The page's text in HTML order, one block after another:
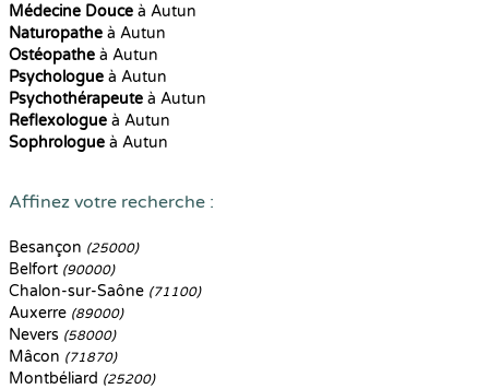
Médecine Douce à Autun
Naturopathe à Autun
Ostéopathe à Autun
Psychologue à Autun
Psychothérapeute à Autun
Reflexologue à Autun
Sophrologue à Autun
Affinez votre recherche :
Besançon (25000)
Belfort (90000)
Chalon-sur-Saône (71100)
Auxerre (89000)
Nevers (58000)
Mâcon (71870)
Montbéliard (25200)